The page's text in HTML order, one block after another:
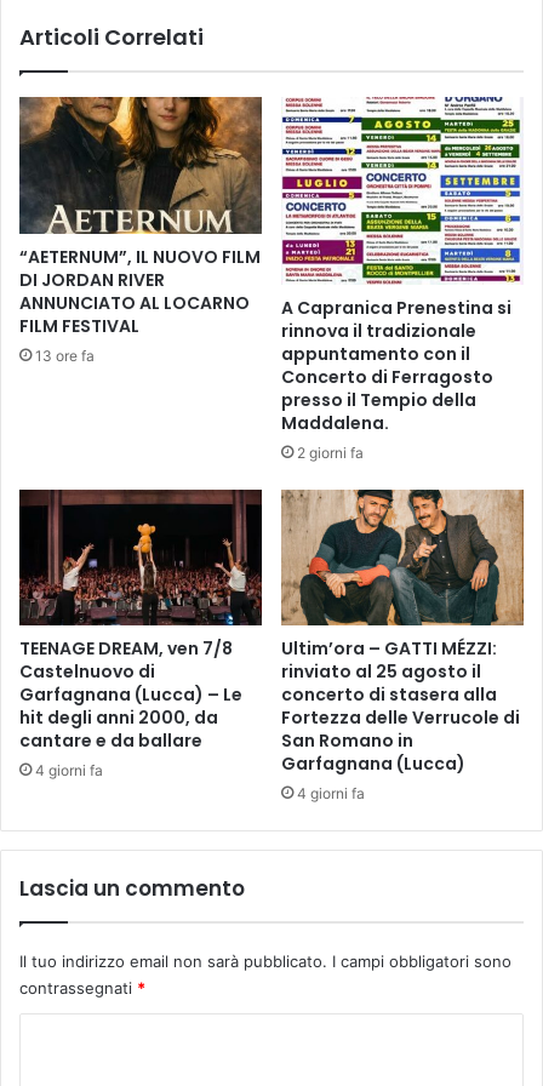
n
g
a
r
a
-
1
A
C
C
H
I
E
D
I
S
C
O
E
C
A
T
I
N
I
T
E
M
E
Articoli Correlati
“AETERNUM”, IL NUOVO FILM
DI JORDAN RIVER
ANNUNCIATO AL LOCARNO
FILM FESTIVAL
13 ore fa
A Capranica Prenestina si
rinnova il tradizionale
appuntamento con il
Concerto di Ferragosto
presso il Tempio della
Maddalena.
2 giorni fa
TEENAGE DREAM, ven 7/8
Castelnuovo di
Garfagnana (Lucca) – Le
hit degli anni 2000, da
cantare e da ballare
4 giorni fa
Ultim’ora – GATTI MÉZZI:
rinviato al 25 agosto il
concerto di stasera alla
Fortezza delle Verrucole di
San Romano in
Garfagnana (Lucca)
4 giorni fa
Lascia un commento
Il tuo indirizzo email non sarà pubblicato. I campi obbligatori sono
contrassegnati *